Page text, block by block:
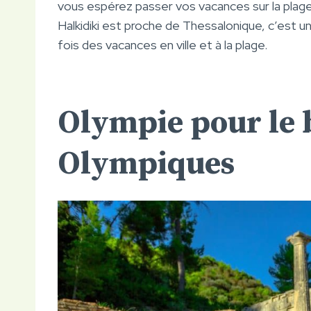
vous espérez passer vos vacances sur la
Halkidiki est proche de Thessalonique, c’est
fois des vacances en ville et à la plage.
Olympie pour le
Olympiques